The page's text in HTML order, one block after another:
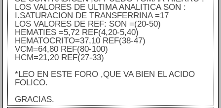
LOS VALORES DE ULTIMA ANALITICA SON :
I.SATURACION DE TRANSFERRINA =17
LOS VALORES DE REF: SON =(20-50)
HEMATIES =5,72 REF(4,20-5,40)
HEMATOCRITO=37,10 REF(38-47)
VCM=64,80 REF(80-100)
HCM=21,20 REF(27-33)
*LEO EN ESTE FORO ,QUE VA BIEN EL ACIDO
FOLICO.
GRACIAS.